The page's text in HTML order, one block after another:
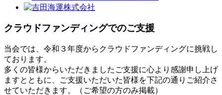
クラウドファンディングでのご支援
当会では、令和３年度からクラウドファンディングに挑戦し
ております。
多くの皆様からいただきましたご支援に心より感謝申し上げ
ますとともに、ご支援いただいた皆様を下記の通りご紹介さ
せていただきます。（ご希望の方のみ掲載）